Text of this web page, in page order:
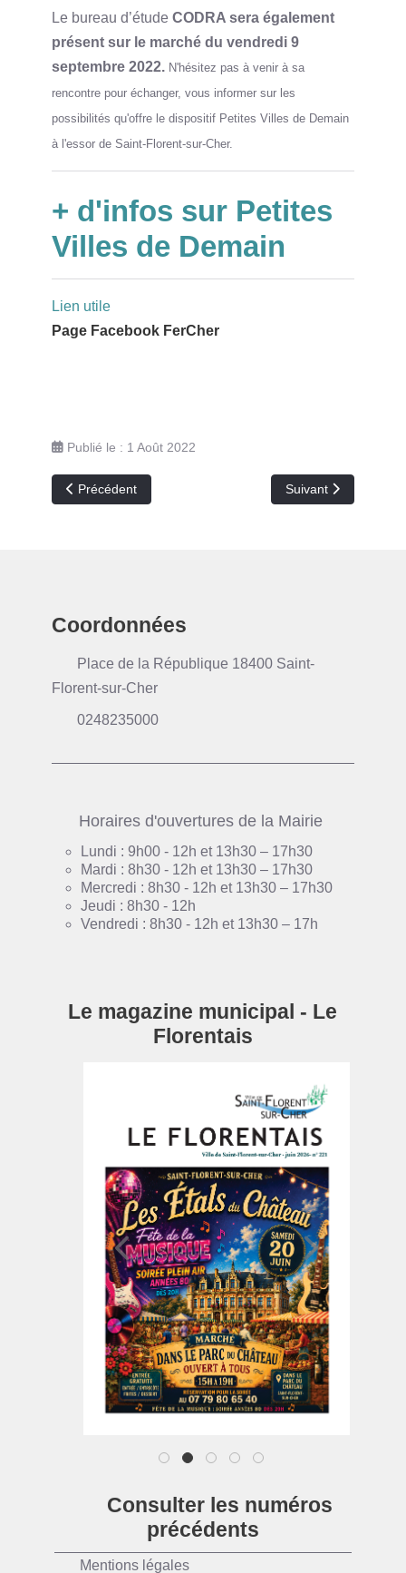
Le bureau d’étude CODRA sera également
présent sur le marché du vendredi 9
septembre 2022. N'hésitez pas à venir à sa
rencontre pour échanger, vous informer sur les
possibilités qu'offre le dispositif Petites Villes de Demain
à l'essor de Saint-Florent-sur-Cher.
+ d'infos sur Petites
Villes de Demain
Lien utile
Page Facebook FerCher
Publié le : 1 Août 2022
Article précédent : PETR consultation publique retour
Précédent Article suivant :
Suivant
Coordonnées
Place de la République 18400 Saint-
Florent-sur-Cher
0248235000
Horaires d'ouvertures de la Mairie
Lundi : 9h00 - 12h et 13h30 – 17h30
Mardi : 8h30 - 12h et 13h30 – 17h30
Mercredi : 8h30 - 12h et 13h30 – 17h30
Jeudi : 8h30 - 12h
Vendredi : 8h30 - 12h et 13h30 – 17h
Le magazine municipal - Le
Florentais
1 2 3 4 5
Consulter les numéros
précédents
Mentions légales